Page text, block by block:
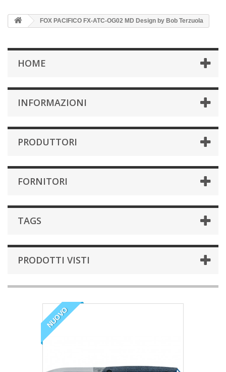
FOX PACIFICO FX-ATC-OG02 MD Design by Bob Terzuola
HOME
INFORMAZIONI
PRODUTTORI
FORNITORI
TAGS
PRODOTTI VISTI
NUOVO